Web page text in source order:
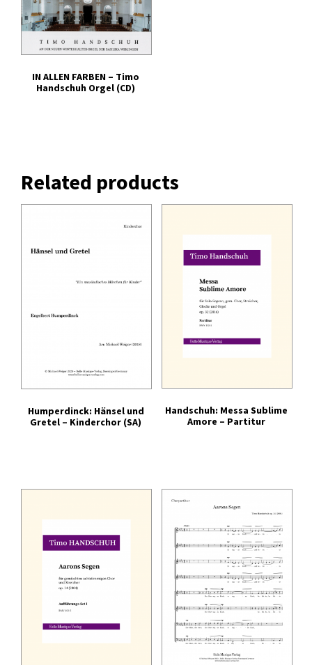
IN ALLEN FARBEN – Timo
Handschuh Orgel (CD)
Related products
Humperdinck: Hänsel und
Gretel – Kinderchor (SA)
Handschuh: Messa Sublime
Amore – Partitur